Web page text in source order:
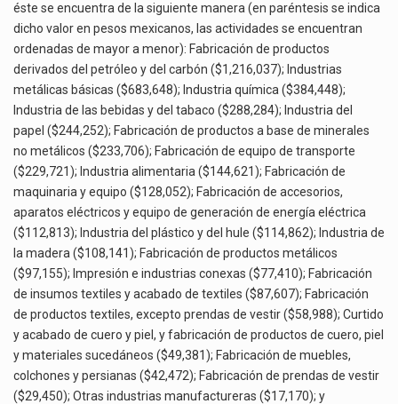
éste se encuentra de la siguiente manera (en paréntesis se indica
dicho valor en pesos mexicanos, las actividades se encuentran
ordenadas de mayor a menor): Fabricación de productos
derivados del petróleo y del carbón ($1,216,037); Industrias
metálicas básicas ($683,648); Industria química ($384,448);
Industria de las bebidas y del tabaco ($288,284); Industria del
papel ($244,252); Fabricación de productos a base de minerales
no metálicos ($233,706); Fabricación de equipo de transporte
($229,721); Industria alimentaria ($144,621); Fabricación de
maquinaria y equipo ($128,052); Fabricación de accesorios,
aparatos eléctricos y equipo de generación de energía eléctrica
($112,813); Industria del plástico y del hule ($114,862); Industria de
la madera ($108,141); Fabricación de productos metálicos
($97,155); Impresión e industrias conexas ($77,410); Fabricación
de insumos textiles y acabado de textiles ($87,607); Fabricación
de productos textiles, excepto prendas de vestir ($58,988); Curtido
y acabado de cuero y piel, y fabricación de productos de cuero, piel
y materiales sucedáneos ($49,381); Fabricación de muebles,
colchones y persianas ($42,472); Fabricación de prendas de vestir
($29,450); Otras industrias manufactureras ($17,170); y